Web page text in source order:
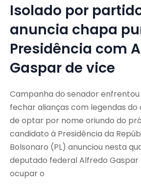
Isolado por
anuncia chapa
Presidência com
Gaspar de vice
Campanha do senador
fechar alianças com legendas
de optar por nome oriundo do
candidato à Presidência da
Bolsonaro (PL) anunciou nesta
deputado federal Alfredo Gaspar
ocupar o